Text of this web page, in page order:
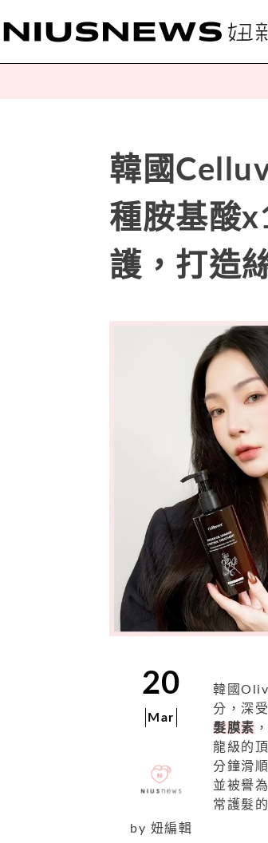
韓國
種胺基酸
護，打造
20
Mar
by 妞編輯
韓國
分，深
髮膜素
龍級的
分鐘滑
並被譽
常護髮